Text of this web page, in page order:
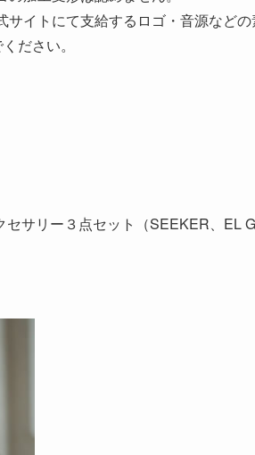
サイトにて支給するロゴ・音源など
ださい。
サリー３点セット（SEEKER、EL